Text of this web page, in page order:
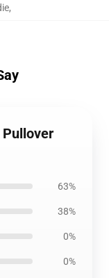
,
63%
38%
0%
0%